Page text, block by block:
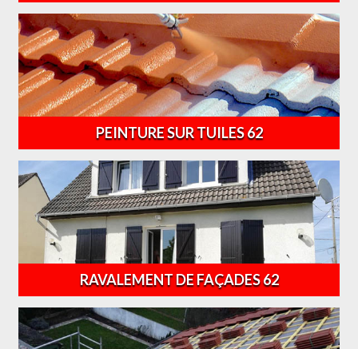
PEINTURE SUR TUILES 62
RAVALEMENT DE FAÇADES 62